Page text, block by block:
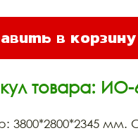
в корзину
товара: ИО-
3800*2800*2345 мм.